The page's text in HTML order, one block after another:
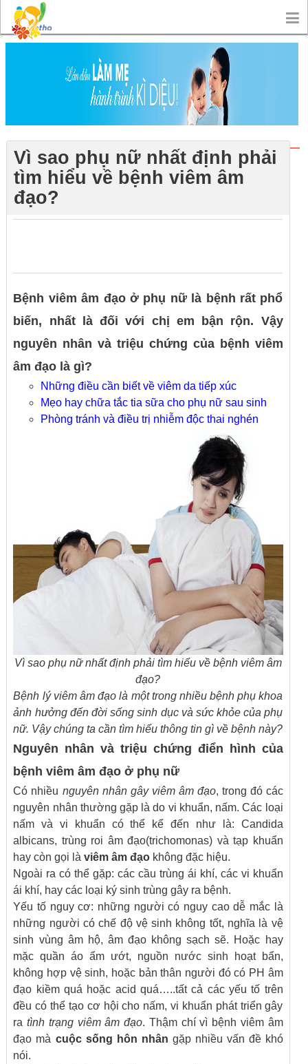
Vì sao phụ nữ nhất định phải
tìm hiểu về bệnh viêm âm
đạo?
Bệnh viêm âm đạo ở phụ nữ là bệnh rất phổ
biến, nhất là đối với chị em bận rộn. Vậy
nguyên nhân và triệu chứng của bệnh viêm
âm đạo là gì?
Những điều cần biết về viêm da tiếp xúc
Mẹo hay chữa tắc tia sữa cho phụ nữ sau sinh
Phòng tránh và điều trị nhiễm độc thai nghén
Vì sao phụ nữ nhất định phải tìm hiểu về bệnh viêm âm
đạo?
Bệnh lý viêm âm đạo là một trong nhiều bệnh phụ khoa
ảnh hưởng đến đời sống sinh dục và sức khỏe của phụ
nữ. Vậy chúng ta cần tìm hiểu thông tin gì về bệnh này?
Nguyên nhân và triệu chứng điển hình của
bệnh viêm âm đạo ở phụ nữ
Có nhiều nguyên nhân gây viêm âm đạo, trong đó các
nguyên nhân thường gặp là do vi khuẩn, nấm. Các loại
nấm và vi khuẩn có thể kể đến như là: Candida
albicans, trùng roi âm đạo(trichomonas) và tạp khuẩn
hay còn gọi làviêm âm đạo không đặc hiệu.
Ngoài ra có thể gặp: các cầu trùng ái khí, các vi khuẩn
ái khí, hay các loại ký sinh trùng gây ra bệnh.
Yếu tố nguy cơ: những người có nguy cao dễ mắc là
những người có chế độ vệ sinh không tốt, nghĩa là vệ
sinh vùng âm hộ, âm đạo không sạch sẽ. Hoặc hay
mặc quần áo ẩm ướt, nguồn nước sinh hoạt bẩn,
không hợp vệ sinh, hoặc bản thân người đó có PH âm
đạo kiềm quá hoặc acid quá…..tất cả các yếu tố trên
đều có thể tạo cơ hội cho nấm, vi khuẩn phát triển gây
ratình trạng viêm âm đạo. Thậm chí vì bệnh viêm âm
đạo mà cuộc sống hôn nhân gặp nhiều vấn đề khó
nói.